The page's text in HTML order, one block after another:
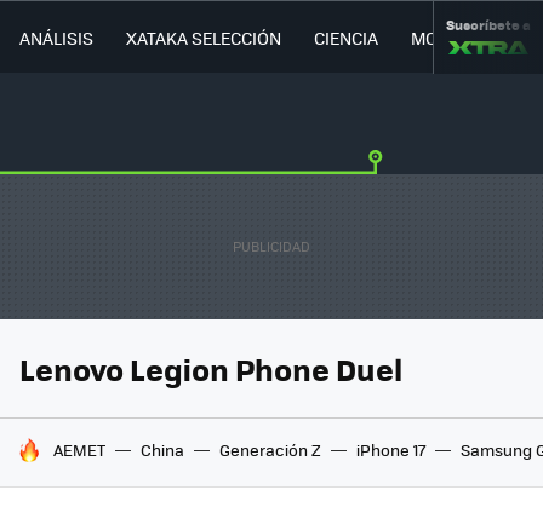
ANÁLISIS XATAKA SELECCIÓN CIENCIA MOVILIDAD
Suscríbete a
Lenovo Legion Phone Duel
HOY SE HABLA DE
AEMET China Generación Z iPhone 17 Samsung